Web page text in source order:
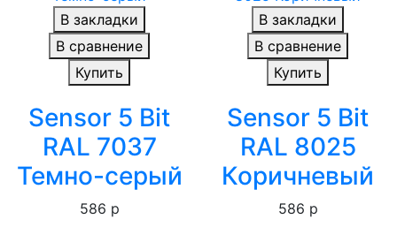
В закладки
В сравнение
Купить
Sensor 5 Bit
RAL 7037
Темно-серый
586 р
В закладки
В сравнение
Купить
Sensor 5 Bit
RAL 8025
Коричневый
586 р